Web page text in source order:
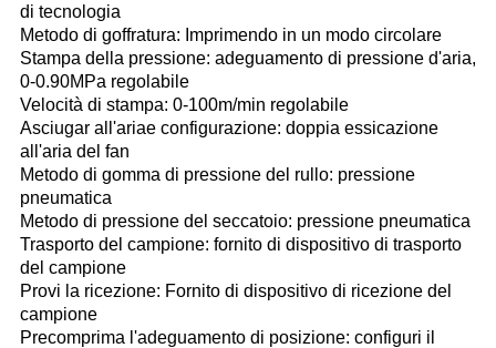
di tecnologia
Metodo di goffratura: Imprimendo in un modo circolare
Stampa della pressione: adeguamento di pressione d'aria,
0-0.90MPa regolabile
Velocità di stampa: 0-100m/min regolabile
Asciugar all'ariae configurazione: doppia essicazione
all'aria del fan
Metodo di gomma di pressione del rullo: pressione
pneumatica
Metodo di pressione del seccatoio: pressione pneumatica
Trasporto del campione: fornito di dispositivo di trasporto
del campione
Provi la ricezione: Fornito di dispositivo di ricezione del
campione
Precomprima l'adeguamento di posizione: configuri il